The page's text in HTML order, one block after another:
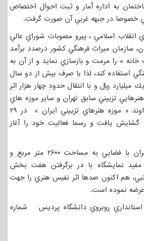
به اداره آمار و ثبت احوال اختصاص
خصوصا در جبهه غربي آن صورت گرفت.
انقلاب اسلامي ، پيرو مصوبات شوراي عالي
سازمان ميراث فرهنگي كشور درصدد برآمد
خانه » را مرمت و بازسازي نمايد و از آن به
استفاده كند، لذا با صرف بيش از دو سال
ريال و با انتقال حدود چهار هزار اثر
تزييني سابق تهران و ساير موزه هاي
سازمان با تاييدات خداوند « موزه هنرهاي تزييني ايران » در ۲۹
۱۳۷۵ شمسي گشايش يافت و رسما فعاليت خود را آغاز
موزه هنرهاي تزئيني ايران با فضايي به مساحت ۲۶۰۰ متر مربع و
فضاي مفيد نمايشگاه با در برگرفتن هفت بخش
هم اكنون صدها اثر نفيس هنري را جهت
عرضه نموده است.
روبروي دانشگاه پرديس شماره